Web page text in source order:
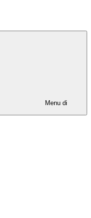
Menu di